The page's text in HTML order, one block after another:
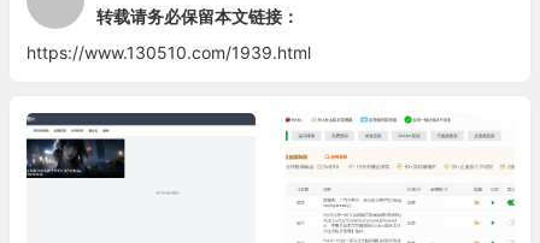
转载请务必保留本文链接：
https://www.130510.com/1939.html